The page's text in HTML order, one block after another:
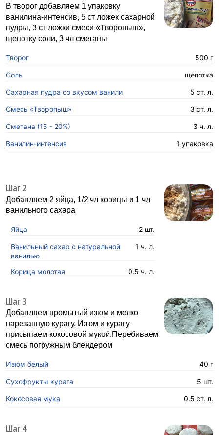
В творог добавляем 1 упаковку
ванилина-интенсив, 5 ст ложек сахарной
пудры, 3 ст ложки смеси «Творопыш»,
щепотку соли, 3 чл сметаны
Творог 500 г
Соль щепотка
Сахарная пудра со вкусом ванили 5 ст. л.
Смесь «Творопыш» 3 ст. л.
Сметана (15 - 20%) 3 ч. л.
Ванилин-интенсив 1 упаковка
Шаг 2
Добавляем 2 яйца, 1/2 чл корицы и 1 чл
ванильного сахара
Яйца 2 шт.
Ванильный сахар с натуральной
ванилью
1 ч. л.
Корица молотая 0.5 ч. л.
Шаг 3
Добавляем промытый изюм и мелко
нарезанную курагу. Изюм и курагу
присыпаем кокосовой мукой.Перебиваем
смесь погружным блендером
Изюм белый 40 г
Сухофрукты курага 5 шт.
Кокосовая мука 0.5 ст. л.
Шаг 4